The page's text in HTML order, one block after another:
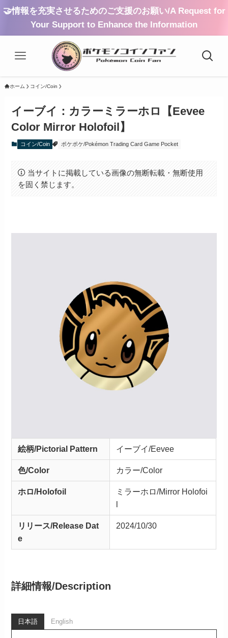
🤝情報を充実させるためのご支援のお願い/A Request for
Your Support to Enhance the Information
ホーム コイン/Coin
イーブイ：カラーミラーホロ【Eevee
Color Mirror Holofoil】
コイン/Coin ポケポケ/Pokémon Trading Card Game Pocket
当サイトに掲載している画像の無断転載・無断使用
を固く禁じます。
絵柄/Pictorial Pattern イーブイ/Eevee
色/Color カラー/Color
ホロ/Holofoil
ミラーホロ/Mirror Holofoi
l
リリース/Release Dat
e
2024/10/30
詳細情報/Description
日本語 English